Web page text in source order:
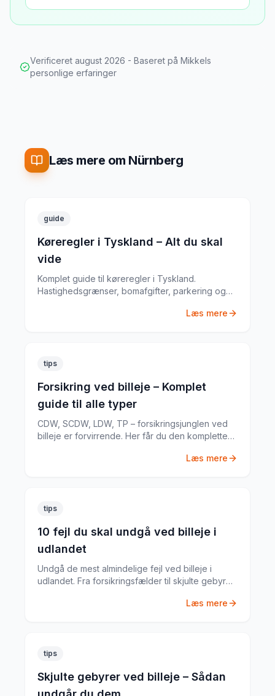
Verificeret august 2026 - Baseret på Mikkels
personlige erfaringer
Læs mere om Nürnberg
guide
Køreregler i Tyskland – Alt du skal
vide
Komplet guide til køreregler i Tyskland.
Hastighedsgrænser, bomafgifter, parkering og
Læs mere
tips
Forsikring ved billeje – Komplet
guide til alle typer
CDW, SCDW, LDW, TP – forsikringsjunglen ved
billeje er forvirrende. Her får du den komplette
Læs mere
tips
10 fejl du skal undgå ved billeje i
udlandet
Undgå de mest almindelige fejl ved billeje i
udlandet. Fra forsikringsfælder til skjulte gebyrer
Læs mere
tips
Skjulte gebyrer ved billeje – Sådan